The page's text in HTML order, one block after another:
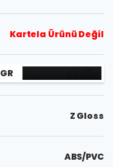
Kartela Ürünü Değil
GR
Z Gloss
ABS/PVC